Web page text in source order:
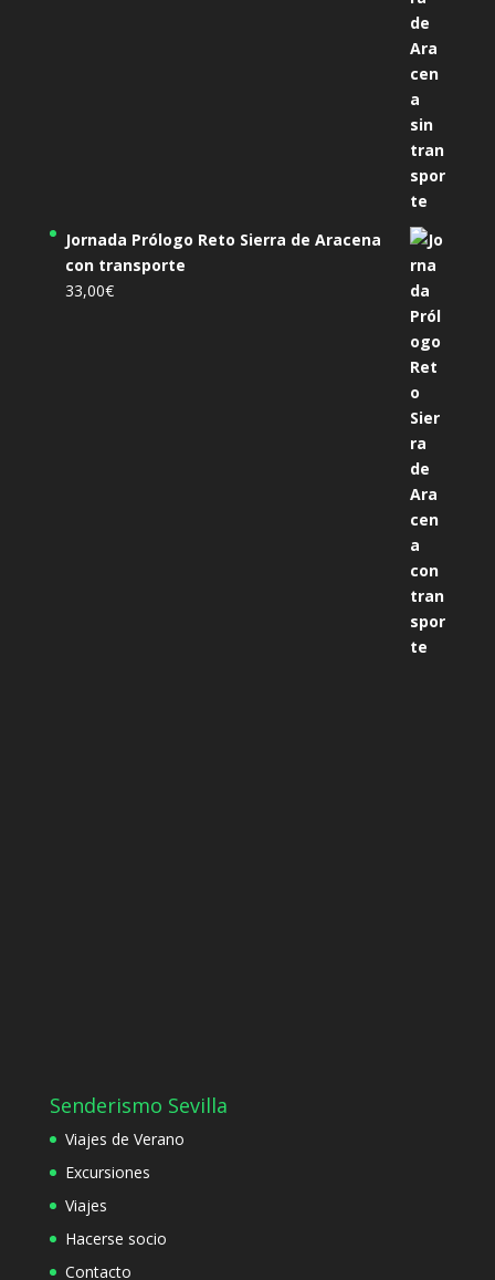
Jornada Prólogo Reto Sierra de Aracena
con transporte
33,00€
Senderismo Sevilla
Viajes de Verano
Excursiones
Viajes
Hacerse socio
Contacto